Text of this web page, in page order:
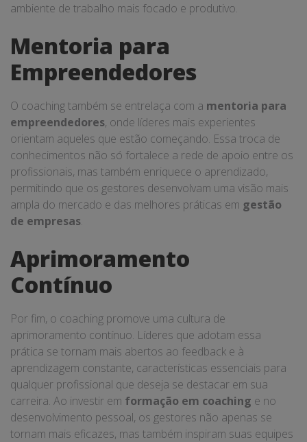
ambiente de trabalho mais focado e produtivo.
Mentoria para
Empreendedores
O coaching também se entrelaça com a mentoria para
empreendedores, onde líderes mais experientes
orientam aqueles que estão começando. Essa troca de
conhecimentos não só fortalece a rede de apoio entre os
profissionais, mas também enriquece o aprendizado,
permitindo que os gestores desenvolvam uma visão mais
ampla do mercado e das melhores práticas em gestão
de empresas.
Aprimoramento
Contínuo
Por fim, o coaching promove uma cultura de
aprimoramento contínuo. Líderes que adotam essa
prática se tornam mais abertos ao feedback e à
aprendizagem constante, características essenciais para
qualquer profissional que deseja se destacar em sua
carreira. Ao investir em formação em coaching e no
desenvolvimento pessoal, os gestores não apenas se
tornam mais eficazes, mas também inspiram suas equipes